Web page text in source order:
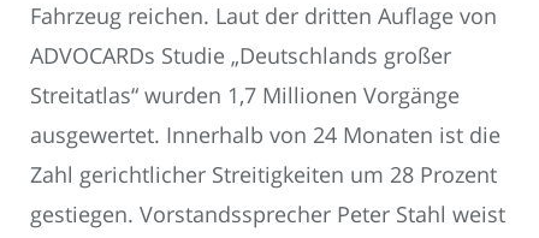
Fahrzeug reichen. Laut der dritten Auflage von
ADVOCARDs Studie „Deutschlands großer
Streitatlas“ wurden 1,7 Millionen Vorgänge
ausgewertet. Innerhalb von 24 Monaten ist die
Zahl gerichtlicher Streitigkeiten um 28 Prozent
gestiegen. Vorstandssprecher Peter Stahl weist